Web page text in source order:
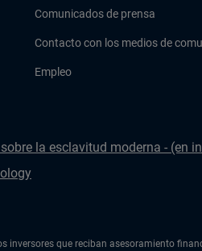
Comunicados de prensa
Contacto con los medios de
Empleo
la esclavitud moderna - (en
inversores que reciban asesoramiento